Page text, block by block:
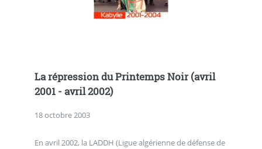
La répression du Printemps Noir (avril
2001 - avril 2002)
18 octobre 2003
En avril 2002, la LADDH (Ligue algérienne de défense de